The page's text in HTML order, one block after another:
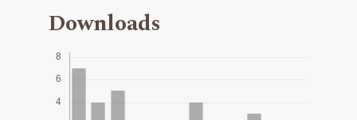
Downloads